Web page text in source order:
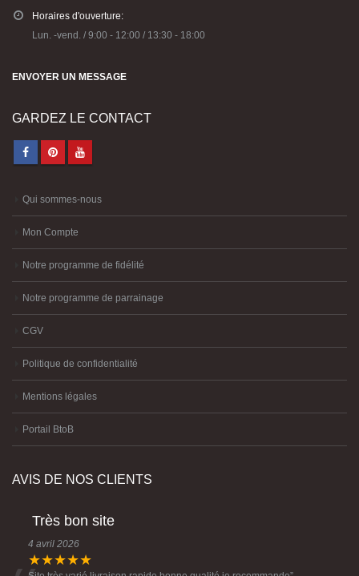
Horaires d'ouverture:
Lun. -vend. / 9:00 - 12:00 / 13:30 - 18:00
ENVOYER UN MESSAGE
GARDEZ LE CONTACT
Qui sommes-nous
Mon Compte
Notre programme de fidélité
Notre programme de parrainage
CGV
Politique de confidentialité
Mentions légales
Portail BtoB
AVIS DE NOS CLIENTS
Très bon site
4 avril 2026
★★★★★